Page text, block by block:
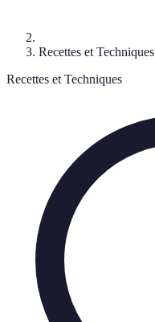
Recettes et Techniques
Recettes et Techniques